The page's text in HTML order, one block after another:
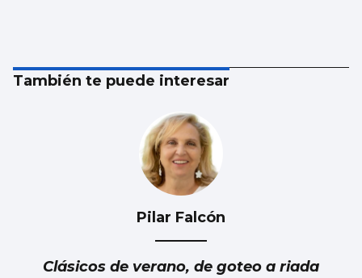
También te puede interesar
Pilar Falcón
Clásicos de verano, de goteo a riada